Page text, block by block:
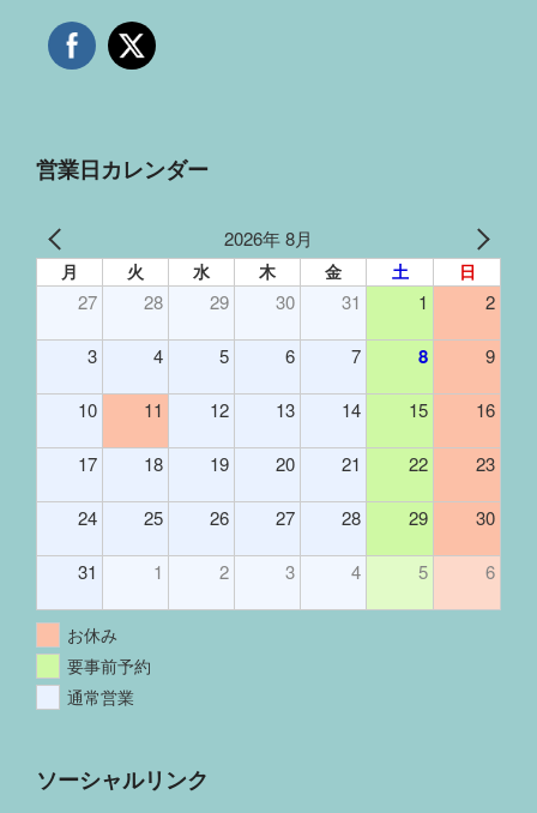
営業日カレンダー
2026年 8月
月 火 水 木 金 土 日
27 28 29 30 31 1 2
3 4 5 6 7 8 9
10 11 12 13 14 15 16
17 18 19 20 21 22 23
24 25 26 27 28 29 30
31 1 2 3 4 5 6
お休み
要事前予約
通常営業
ソーシャルリンク